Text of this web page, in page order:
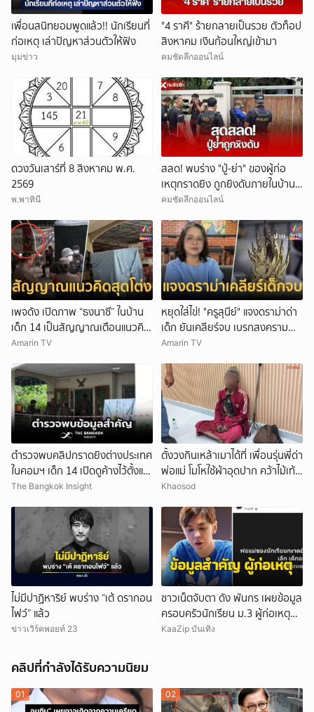
เพื่อนสนิทยอมพูดแล้ว!! นักเรียนที่
ก่อเหตุ เล่าปัญหาส่วนตัวให้ฟัง
มุมข่าว
"4 ราศี" ร้ายกลายเป็นรวย ตัวท็อป
สิงหาคม เงินก้อนใหญ่เข้ามา
คมชัดลึกออนไลน์
ดวงวันเสาร์ที่ 8 สิงหาคม พ.ศ.
2569
พ.พาทินี
สลด! พบร่าง "ปู่-ย่า" ของผู้ก่อ
เหตุกราดยิง ถูกยิงดับภายในบ้าน
พัก
คมชัดลึกออนไลน์
เพจดัง เปิดภาพ “ธงนาซี” ในบ้าน
เด็ก 14 เป็นสัญญาณเตือนแนวคิด
สุดโต่ง
Amarin TV
หยุดใส่ไข่! "ครูสุนีย์" แจงดราม่าด่า
เด็ก ยันเคลียร์จบ เบรกสงคราม
Gen
Amarin TV
ตำรวจพบคลิปกราดยิงต่างประเทศ
ในคอมฯ เด็ก 14 เปิดดูค้างไว้ตั้งแต่
วันที่ 30 ก.ค.
The Bangkok Insight
ตั้งวงกินเหล้าเมาได้ที่ เพื่อนรุ่นพี่ด่า
พ่อแม่ โมโหใช้ผ้าอุดปาก คว้าไม้เท้า
กระหน่ำฟาดเสียชีวิต
Khaosod
ไม่มีปาฏิหาริย์ พบร่าง “เต้ ดรากอน
ไฟว์” แล้ว
ข่าวเวิร์คพอยท์ 23
ชาวเน็ตจับตา ดัง พันกร เผยข้อมูล
ครอบครัวนักเรียน ม.3 ผู้ก่อเหตุ
และที่มาอาวุธ
KaaZip บันเทิง
คลิปที่กำลังได้รับความนิยม
01 02